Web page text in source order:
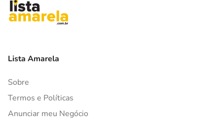
Lista Amarela
Sobre
Termos e Políticas
Anunciar meu Negócio